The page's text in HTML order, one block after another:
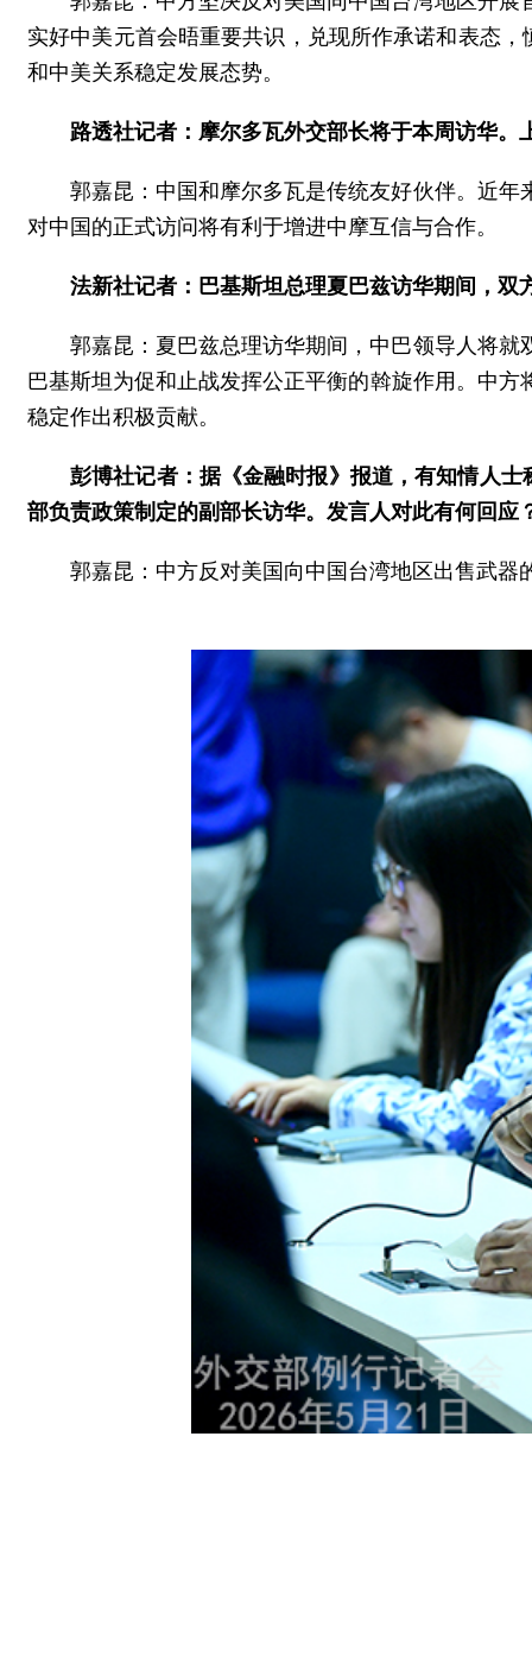
实好中美元首会晤重要共识，兑现所作承诺和表态
和中美关系稳定发展态势。
路透社记者：摩尔多瓦外交部长将于本周访华
郭嘉昆：中国和摩尔多瓦是传统友好伙伴。近
对中国的正式访问将有利于增进中摩互信与合作。
法新社记者：巴基斯坦总理夏巴兹访华期间，双
郭嘉昆：夏巴兹总理访华期间，中巴领导人将
巴基斯坦为促和止战发挥公正平衡的斡旋作用。中
稳定作出积极贡献。
彭博社记者：据《金融时报》报道，有知情人
部负责政策制定的副部长访华。发言人对此有何回应
郭嘉昆：中方反对美国向中国台湾地区出售武